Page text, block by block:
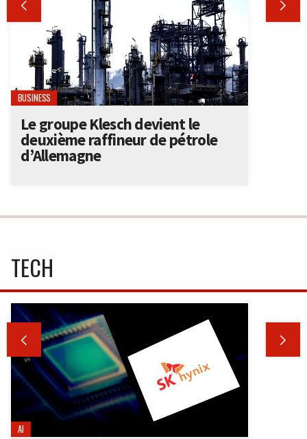
 
BUSINESS
Le groupe Klesch devient le
deuxième raffineur de pétrole
d’Allemagne
TECH
 
AI